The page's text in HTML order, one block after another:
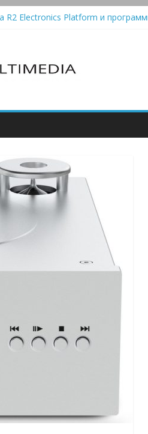
Electronics Platform и
автомат, дополненный Bluetooth